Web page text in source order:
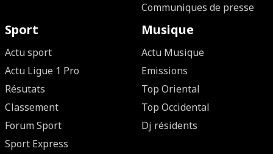
Communiques de presse
Sport
Actu sport
Actu Ligue 1 Pro
Résutats
Classement
Forum Sport
Sport Express
Musique
Actu Musique
Emissions
Top Oriental
Top Occidental
Dj résidents